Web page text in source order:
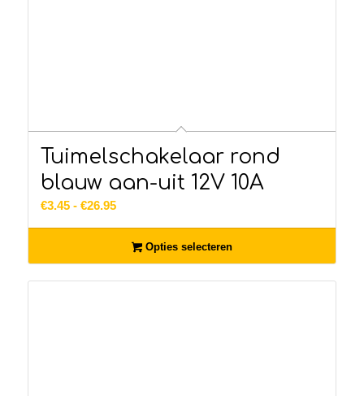
Tuimelschakelaar rond
blauw aan-uit 12V 10A
€3.45 - €26.95Prijsklasse:
€26.95
Opties selecteren